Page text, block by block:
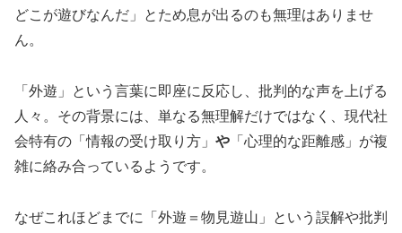
どこが遊びなんだ」とため息が出るのも無理はありませ
ん。
「外遊」という言葉に即座に反応し、批判的な声を上げる
人々。その背景には、単なる無理解だけではなく、現代社
会特有の「情報の受け取り方」 や 「心理的な距離感」が複
雑に絡み合っているようです。
なぜこれほどまでに「外遊＝物見遊山」という誤解や批判